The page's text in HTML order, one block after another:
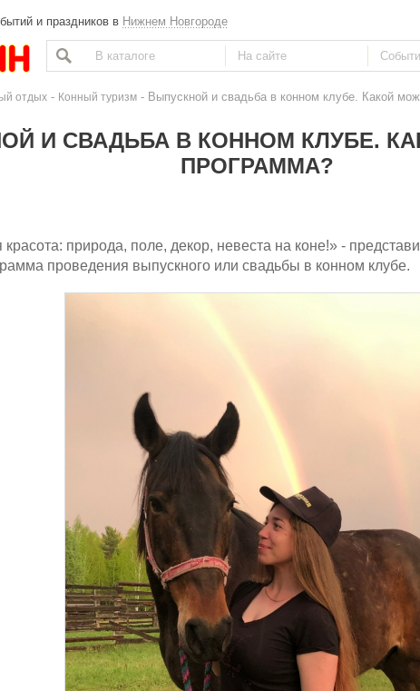
и праздников в Нижнем Новгороде
отдых - Конный туризм - Выпускной и свадьба в конном клубе. Какой
И СВАДЬБА В КОННОМ КЛУБЕ.
ПРОГРАММА?
красота: природа, поле, декор, невеста на коне!» -
проведения выпускного или свадьбы в конном клубе.